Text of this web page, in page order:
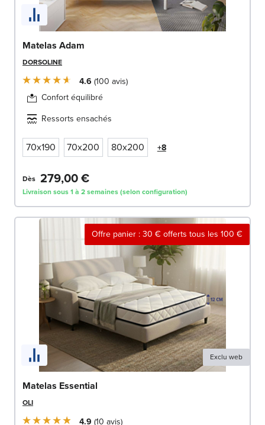
Matelas Adam
DORSOLINE
4.6 100 avis
Confort équilibré
Ressorts ensachés
70x190 70x200 80x200 +8
Dès 279,00 €
Livraison sous 1 à 2 semaines (selon configuration)
Offre panier : 30 € offerts tous les 100 €
Exclu web
Matelas Essential
OLI
4.9 10 avis